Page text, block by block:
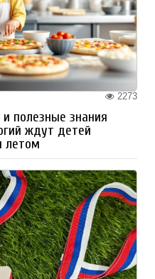
2273
полезные знания
ждут детей
летом